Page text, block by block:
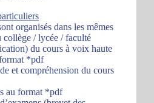
organisés dans les mêmes
collège / lycée / faculté
du cours à voix haute
*pdf
et compréhension du cours
au format *pdf